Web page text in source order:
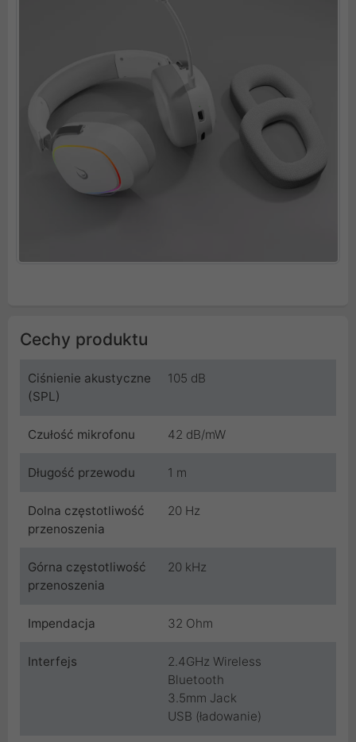
Cechy produktu
Ciśnienie akustyczne
(SPL)
105 dB
Czułość mikrofonu 42 dB/mW
Długość przewodu 1 m
Dolna częstotliwość
przenoszenia
20 Hz
Górna częstotliwość
przenoszenia
20 kHz
Impendacja 32 Ohm
Interfejs
2.4GHz Wireless
Bluetooth
3.5mm Jack
USB (ładowanie)